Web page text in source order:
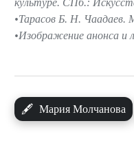
🖋 Мария Молчанова
культуре. СПб.:
Тарасов Б. Н. Чаадаев.
Изображение анонса и